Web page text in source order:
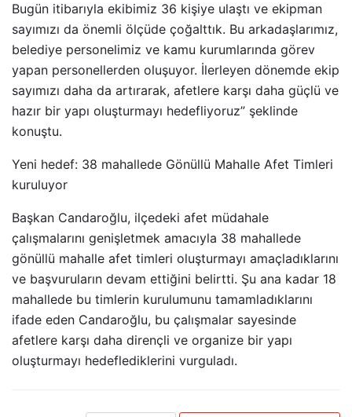
Bugün itibarıyla ekibimiz 36 kişiye ulaştı ve ekipman
sayımızı da önemli ölçüde çoğalttık. Bu arkadaşlarımız,
belediye personelimiz ve kamu kurumlarında görev
yapan personellerden oluşuyor. İlerleyen dönemde ekip
sayımızı daha da artırarak, afetlere karşı daha güçlü ve
hazır bir yapı oluşturmayı hedefliyoruz” şeklinde
konuştu.
Yeni hedef: 38 mahallede Gönüllü Mahalle Afet Timleri
kuruluyor
Başkan Candaroğlu, ilçedeki afet müdahale
çalışmalarını genişletmek amacıyla 38 mahallede
gönüllü mahalle afet timleri oluşturmayı amaçladıklarını
ve başvuruların devam ettiğini belirtti. Şu ana kadar 18
mahallede bu timlerin kurulumunu tamamladıklarını
ifade eden Candaroğlu, bu çalışmalar sayesinde
afetlere karşı daha dirençli ve organize bir yapı
oluşturmayı hedeflediklerini vurguladı.